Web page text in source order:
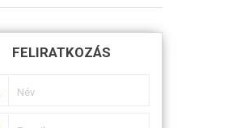
FELIRATKOZÁS